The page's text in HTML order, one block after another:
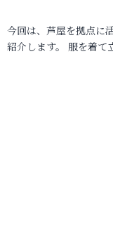
今回は、芦屋を拠点に
紹介します。 服を着